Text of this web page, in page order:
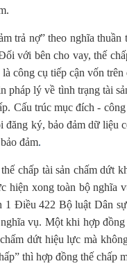
trả nợ” theo nghĩa
với bên cho vay, thế
công cụ tiếp cận vốn
lý về tình trạng tài
Cấu trúc mục đích -
ký, bảo đảm dữ liệu
đảm.
chấp tài sản chấm dứt
hiện xong toàn bộ nghĩa
Điều 422 Bộ luật Dân
vụ. Một khi hợp
dứt hiệu lực mà
thì hợp đồng thế chấp